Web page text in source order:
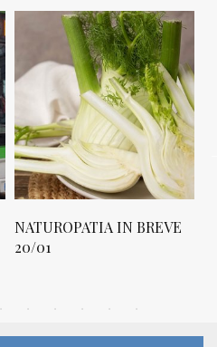
NATUROPATIA IN BREVE
19/01